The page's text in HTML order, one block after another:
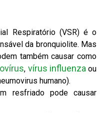
Respiratório (VSR) é o
da bronquiolite. Mas
também causar como
, vírus influenzaou
humano).
resfriado pode causar